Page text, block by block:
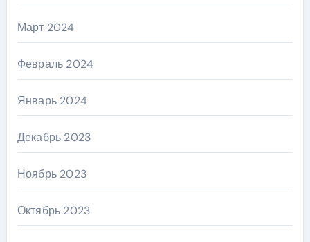
Март 2024
Февраль 2024
Январь 2024
Декабрь 2023
Ноябрь 2023
Октябрь 2023